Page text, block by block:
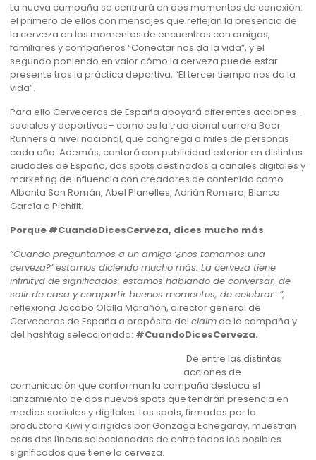
La nueva campaña se centrará en dos momentos de conexión:
el primero de ellos con mensajes que reflejan la presencia de
la cerveza en los momentos de encuentros con amigos,
familiares y compañeros “Conectar nos da la vida”, y el
segundo poniendo en valor cómo la cerveza puede estar
presente tras la práctica deportiva, “El tercer tiempo nos da la
vida”.
Para ello Cerveceros de España apoyará diferentes acciones –
sociales y deportivas– como es la tradicional carrera Beer
Runners a nivel nacional, que congrega a miles de personas
cada año. Además, contará con publicidad exterior en distintas
ciudades de España, dos spots destinados a canales digitales y
marketing de influencia con creadores de contenido como
Albanta San Román, Abel Planelles, Adrián Romero, Blanca
García o Pichifit.
Porque #CuandoDicesCerveza, dices mucho más
“Cuando preguntamos a un amigo ‘¿nos tomamos una
cerveza?’ estamos diciendo mucho más. La cerveza tiene
infinityd de significados: estamos hablando de conversar, de
salir de casa y compartir buenos momentos, de celebrar…”,
reflexiona Jacobo Olalla Marañón, director general de
Cerveceros de España a propósito delclaimde la campaña y
del hashtag seleccionado: #CuandoDicesCerveza.
De entre las distintas
acciones de
comunicación que conforman la campaña destaca el
lanzamiento de dos nuevos spots que tendrán presencia en
medios sociales y digitales. Los spots, firmados por la
productora Kiwi y dirigidos por Gonzaga Echegaray, muestran
esas dos líneas seleccionadas de entre todos los posibles
significados que tiene la cerveza.